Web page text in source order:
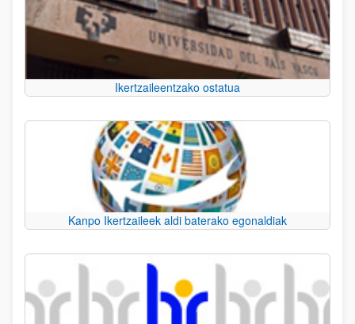
Ikertzaileentzako ostatua
Kanpo Ikertzaileek aldi baterako egonaldiak